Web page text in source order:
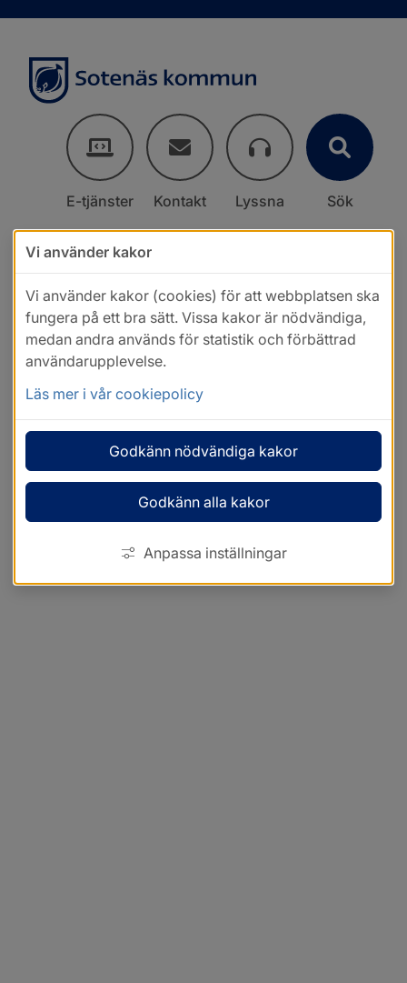
E-tjänster Kontakt Lyssna Sök
Vi använder kakor
Vi använder kakor (cookies) för att webbplatsen ska
fungera på ett bra sätt. Vissa kakor är nödvändiga,
medan andra används för statistik och förbättrad
användarupplevelse.
Läs mer i vår cookiepolicy
Godkänn nödvändiga kakor
Godkänn alla kakor
Anpassa inställningar